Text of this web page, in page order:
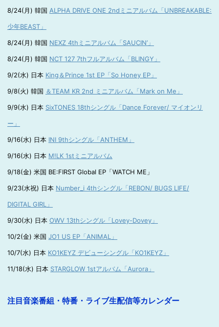
8/24(月) 韓国 ALPHA DRIVE ONE 2ndミニアルバム「UNBREAKABLE:
少年BEAST」
8/24(月) 韓国 NEXZ 4thミニアルバム「SAUCIN’」
8/24(月) 韓国 NCT 127 7thフルアルバム「BLINGY」
9/2(水) 日本 King＆Prince 1st EP「So Honey EP」
9/8(火) 韓国 ＆TEAM KR 2nd ミニアルバム「Mark on Me」
9/9(水) 日本 SixTONES 18thシングル「Dance Forever/ マイオンリ
ー」
9/16(水) 日本 INI 9thシングル「ANTHEM」
9/16(水) 日本 M!LK 1stミニアルバム
9/18(金) 米国 BE:FIRST Global EP「WATCH ME」
9/23(水祝) 日本 Number_i 4thシングル「REBON/ BUGS LIFE/
DIGITAL GIRL」
9/30(水) 日本 OWV 13thシングル「Lovey-Dovey」
10/2(金) 米国 JO1 US EP「ANIMAL」
10/7(水) 日本 KO1KEYZ デビューシングル「KO1KEYZ」
11/18(水) 日本 STARGLOW 1stアルバム「Aurora」
注目音楽番組・特番・ライブ生配信等カレンダー